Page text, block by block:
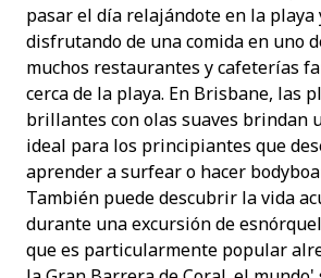
pasar el día relajándote en la playa
disfrutando de una comida en uno
muchos restaurantes y cafeterías
cerca de la playa. En Brisbane, las
brillantes con olas suaves brindan
ideal para los principiantes que
aprender a surfear o hacer
También puede descubrir la vida
durante una excursión de
que es particularmente popular